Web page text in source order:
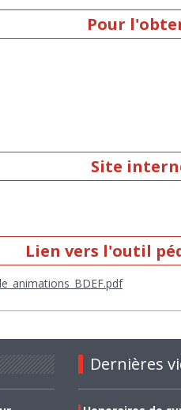
Pour
Site
Lien vers l'outil
Dernières